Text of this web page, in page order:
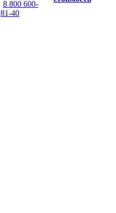
8 800 600-
81-40